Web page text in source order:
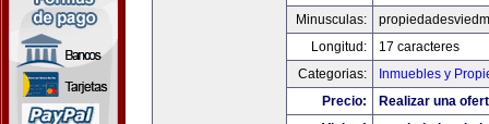
Minusculas:
Longitud:
17 caracteres
Categorias:
Inmuebles y
Precio:
Realizar una